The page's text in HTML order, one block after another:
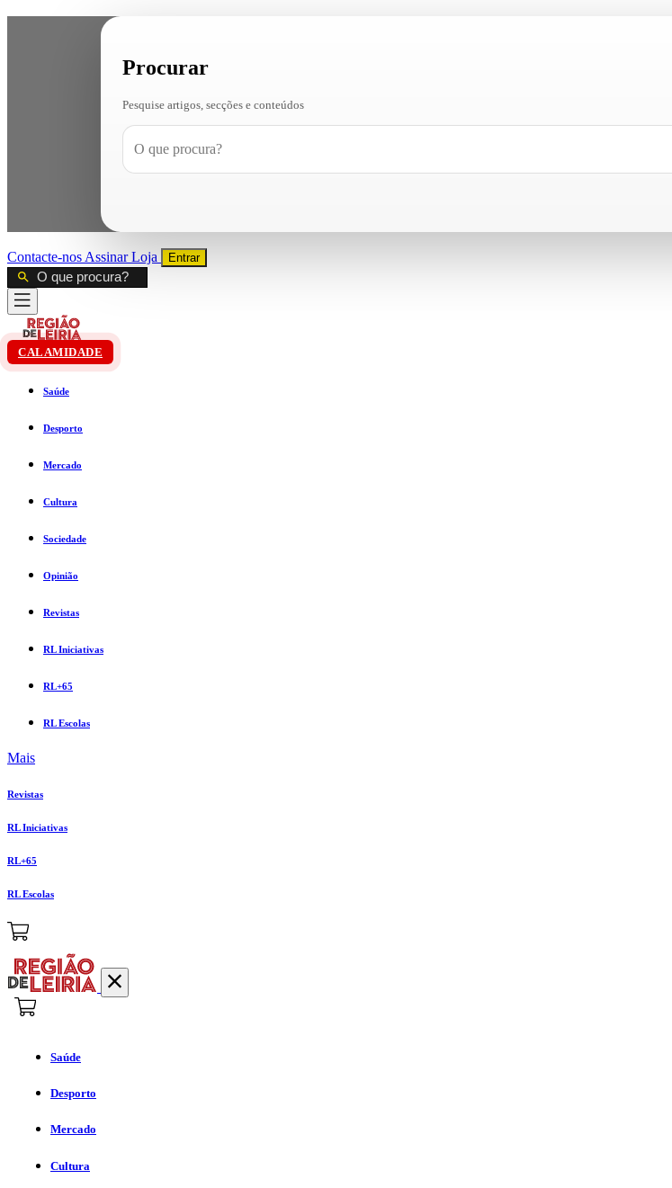
Procurar
Pesquise artigos, secções e conteúdos
Contacte-nos AssinarLoja Entrar
CALAMIDADE
Saúde
Desporto
Mercado
Cultura
Sociedade
Opinião
Revistas
RL Iniciativas
RL+65
RL Escolas
Mais
Revistas
RL Iniciativas
RL+65
RL Escolas
Saúde
Desporto
Mercado
Cultura